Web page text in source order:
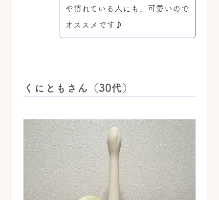
や慣れている人にも、可愛いので
オススメです♪
くにともさん（30代）